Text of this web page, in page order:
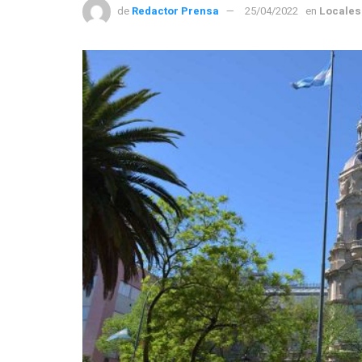
de Redactor Prensa 25/04/2022 en Locales